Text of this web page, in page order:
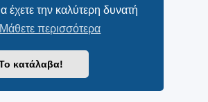
έχετε την καλύτερη δυνατή
Μάθετε περισσότερα
κατάλαβα!